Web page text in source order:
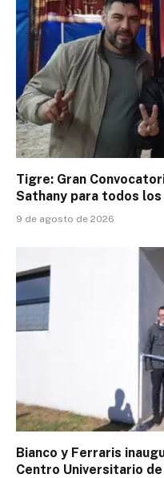
Tigre: Gran
Sathany para todos
9 de agosto de 2026
Bianco y Ferraris
Centro Universitario